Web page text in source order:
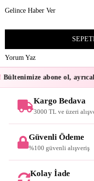
Gelince Haber Ver
Yorum Yaz
Bültenimize abone ol,
Kargo Bedava
3000 TL ve üzeri
Güvenli Ödeme
%100 güvenli alışveriş
Kolay İade